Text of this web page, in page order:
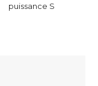
puissance S